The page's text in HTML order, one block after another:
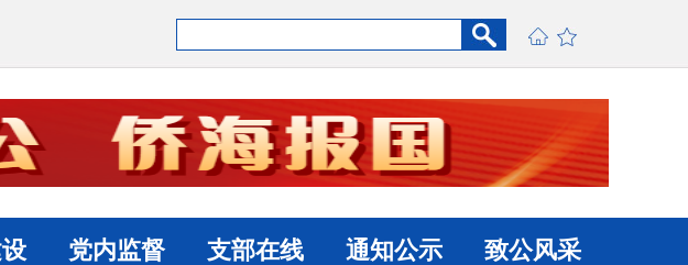
党内监督 支部在线 通知公示 致公风采